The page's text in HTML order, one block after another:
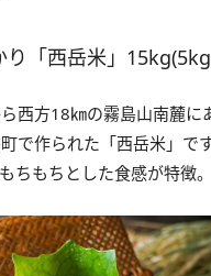
り「西岳米」
西方18㎞の霧島山南麓に
で作られた「西岳米」で
ちもちとした食感が特徴。